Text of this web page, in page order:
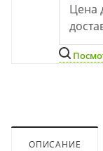
Цена
ОПИСАНИЕ